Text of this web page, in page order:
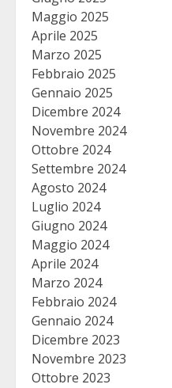
Maggio 2025
Aprile 2025
Marzo 2025
Febbraio 2025
Gennaio 2025
Dicembre 2024
Novembre 2024
Ottobre 2024
Settembre 2024
Agosto 2024
Luglio 2024
Giugno 2024
Maggio 2024
Aprile 2024
Marzo 2024
Febbraio 2024
Gennaio 2024
Dicembre 2023
Novembre 2023
Ottobre 2023